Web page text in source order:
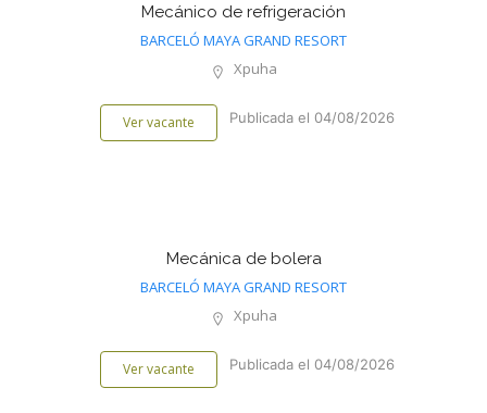
Mecánico de refrigeración
BARCELÓ MAYA GRAND RESORT
Xpuha
Ver vacante Publicada el 04/08/2026
Mecánica de bolera
BARCELÓ MAYA GRAND RESORT
Xpuha
Ver vacante Publicada el 04/08/2026